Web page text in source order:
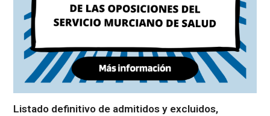
Listado definitivo de admitidos y excluidos,